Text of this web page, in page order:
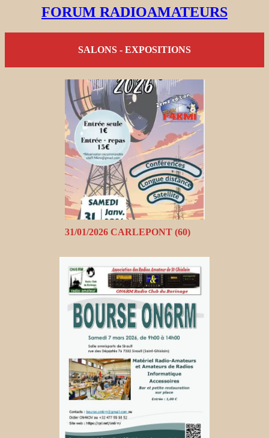
FORUM RADIOAMATEURS
SALONS - EXPOSITIONS
31/01/2026 CARLEPONT (60)